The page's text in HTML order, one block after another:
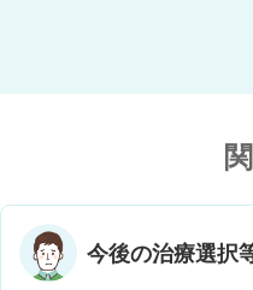
今後の治療選択